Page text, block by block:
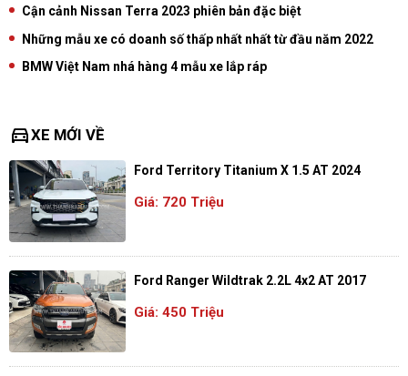
Cận cảnh Nissan Terra 2023 phiên bản đặc biệt
Những mẫu xe có doanh số thấp nhất nhất từ đầu năm 2022
BMW Việt Nam nhá hàng 4 mẫu xe lắp ráp
directions_carXE MỚI VỀ
Ford Territory Titanium X 1.5 AT 2024
Giá: 720 Triệu
Ford Ranger Wildtrak 2.2L 4x2 AT 2017
Giá: 450 Triệu